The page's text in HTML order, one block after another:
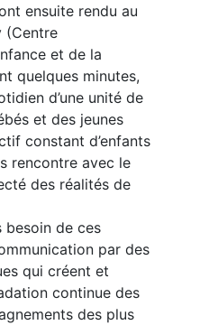
ensuite rendu au
(Centre
et de la
quelques minutes,
d’une unité de
et des jeunes
constant d’enfants
rencontre avec le
des réalités de
besoin de ces
par des
qui créent et
continue des
des plus